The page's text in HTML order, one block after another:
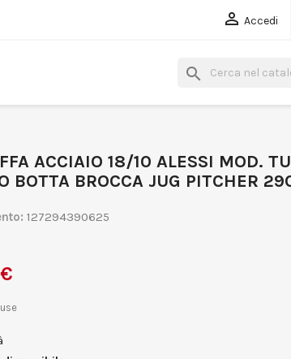
 Accedi
search
ACCIAIO 18/10 ALESSI MOD.
BOTTA BROCCA JUG PITCHER
127294390625